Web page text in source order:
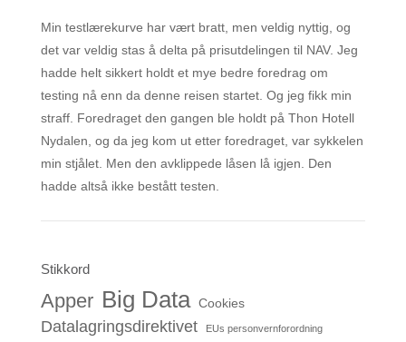
Min testlærekurve har vært bratt, men veldig nyttig, og
det var veldig stas å delta på prisutdelingen til NAV. Jeg
hadde helt sikkert holdt et mye bedre foredrag om
testing nå enn da denne reisen startet. Og jeg fikk min
straff. Foredraget den gangen ble holdt på Thon Hotell
Nydalen, og da jeg kom ut etter foredraget, var sykkelen
min stjålet. Men den avklippede låsen lå igjen. Den
hadde altså ikke bestått testen.
Stikkord
Apper Big Data Cookies
Datalagringsdirektivet EUs personvernforordning